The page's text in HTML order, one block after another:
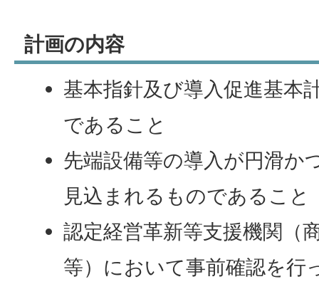
計画の内容
基本指針及び導入促進基本
であること
先端設備等の導入が円滑か
見込まれるものであること
認定経営革新等支援機関（
等）において事前確認を行